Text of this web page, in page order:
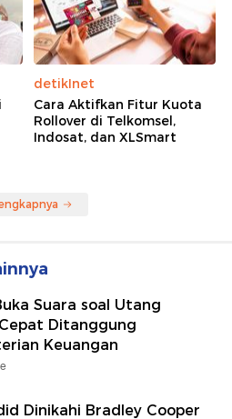
detikInet
Cara Aktifkan Fitur Kuota
Rollover di Telkomsel,
Indosat, dan XLSmart
Suara soal Utang
Ditanggung
Keuangan
Dinikahi Bradley Cooper